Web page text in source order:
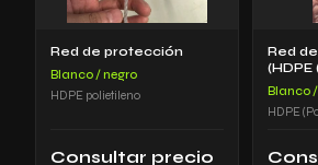
Red de protección
Blanco / negro
HDPE polietileno
Consultar precio
Red
Blanco
HDPE